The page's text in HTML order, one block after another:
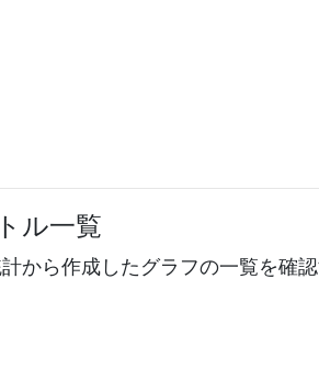
ル一覧
から作成したグラフの一覧を確